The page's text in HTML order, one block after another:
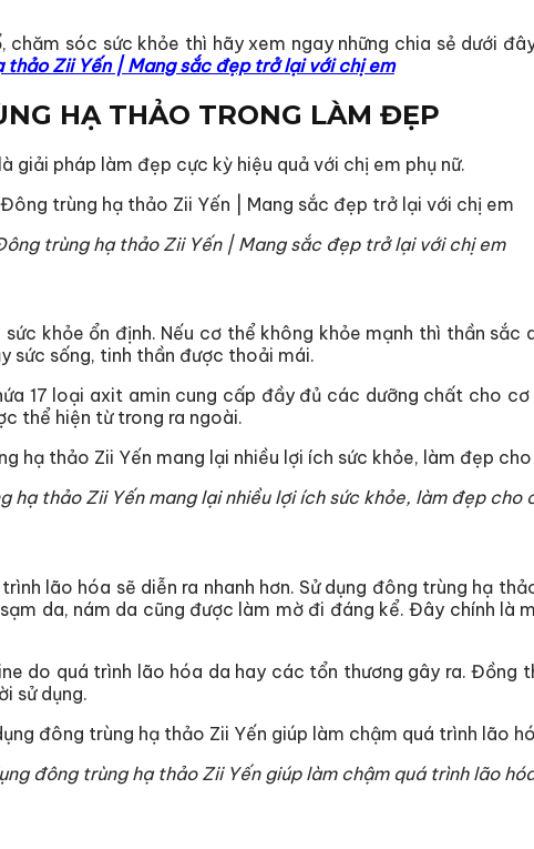
sóc sức khỏe thì hãy xem ngay những chia sẻ dưới
thảo Zii Yến | Mang sắc đẹp trở lại với chị em
HẠ THẢO TRONG LÀM ĐẸP
giải pháp làm đẹp cực kỳ hiệu quả với chị em phụ nữ.
trùng hạ thảo Zii Yến | Mang sắc đẹp trở lại với chị em
khỏe ổn định. Nếu cơ thể không khỏe mạnh thì thần sắc
sức sống, tinh thần được thoải mái.
17 loại axit amin cung cấp đầy đủ các dưỡng chất cho
thể hiện từ trong ra ngoài.
hạ thảo Zii Yến mang lại nhiều lợi ích sức khỏe, làm đẹp cho
lão hóa sẽ diễn ra nhanh hơn. Sử dụng đông trùng hạ
da, nám da cũng được làm mờ đi đáng kể. Đây chính là
do quá trình lão hóa da hay các tổn thương gây ra. Đồng
sử dụng.
đông trùng hạ thảo Zii Yến giúp làm chậm quá trình lão